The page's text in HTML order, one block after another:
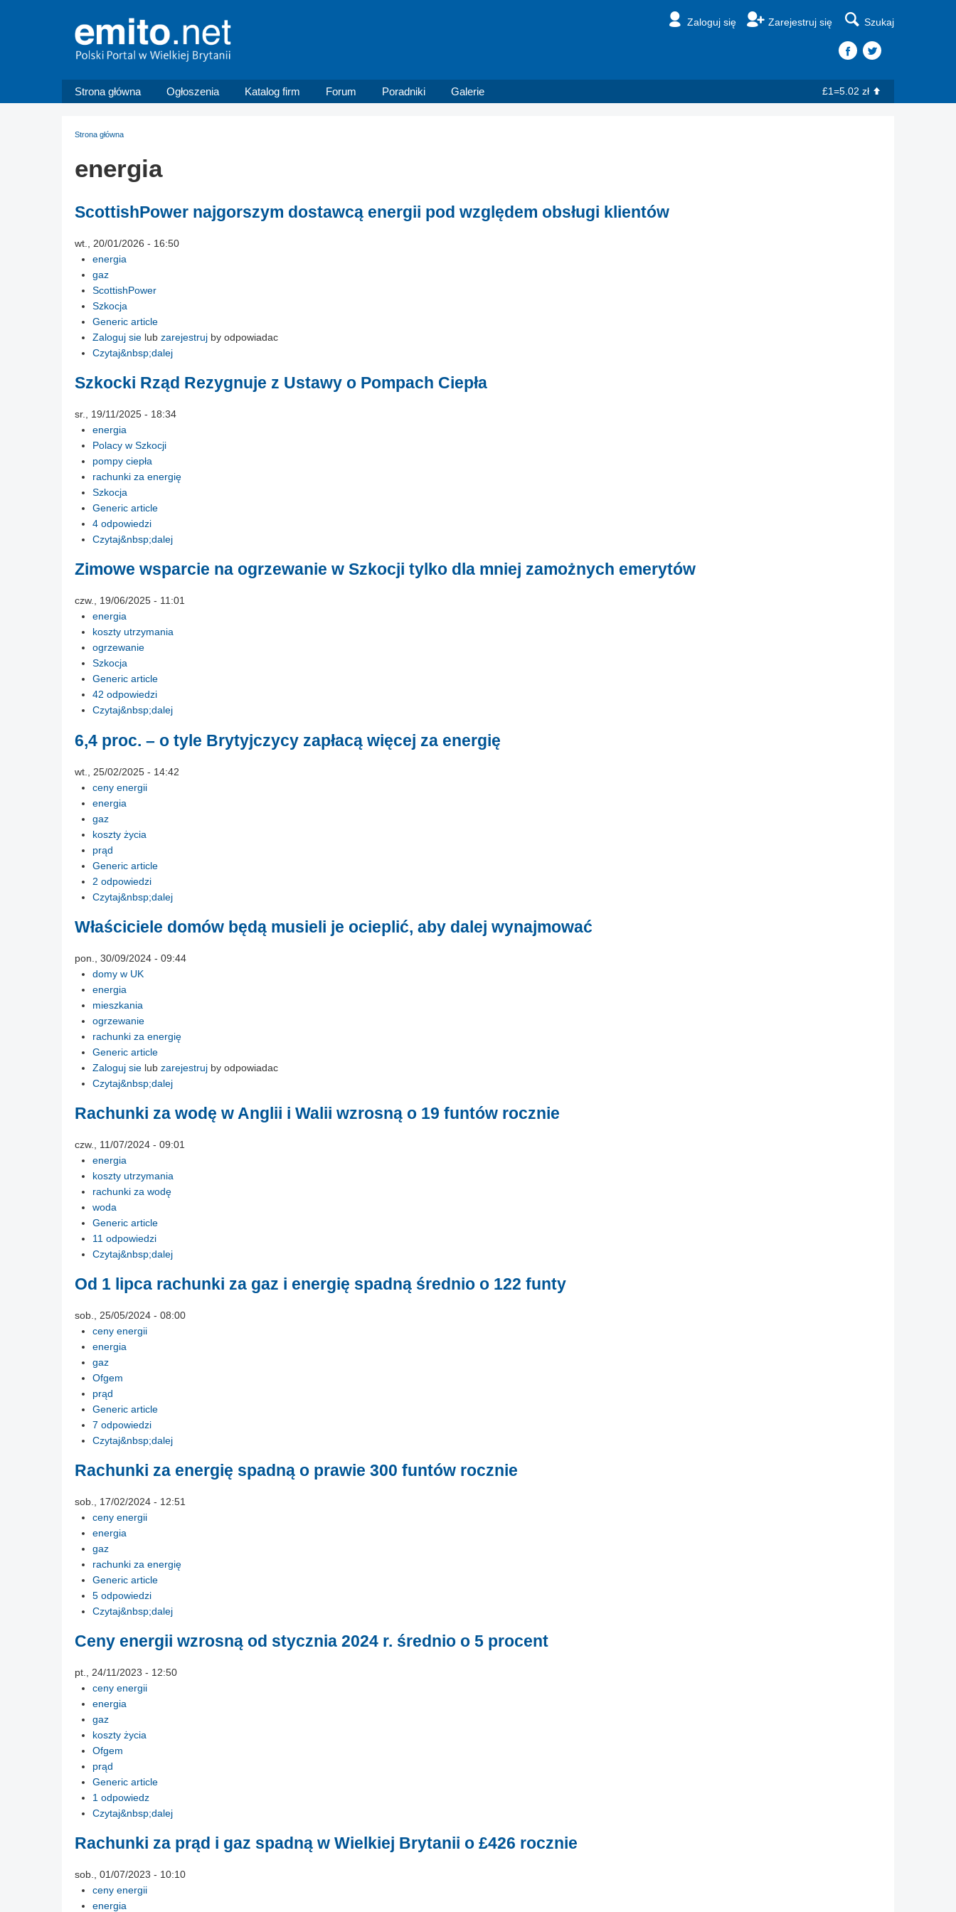
Zaloguj się Zarejestruj się Szukaj
Strona główna Ogłoszenia Katalog firm Forum Poradniki Galerie £1=5.02 zł
Strona główna
energia
ScottishPower najgorszym dostawcą energii pod względem obsługi klientów
wt., 20/01/2026 - 16:50
energia
gaz
ScottishPower
Szkocja
Generic article
Zaloguj sie lub zarejestruj by odpowiadac
Czytaj&nbsp;dalej
Szkocki Rząd Rezygnuje z Ustawy o Pompach Ciepła
sr., 19/11/2025 - 18:34
energia
Polacy w Szkocji
pompy ciepła
rachunki za energię
Szkocja
Generic article
4 odpowiedzi
Czytaj&nbsp;dalej
Zimowe wsparcie na ogrzewanie w Szkocji tylko dla mniej zamożnych emerytów
czw., 19/06/2025 - 11:01
energia
koszty utrzymania
ogrzewanie
Szkocja
Generic article
42 odpowiedzi
Czytaj&nbsp;dalej
6,4 proc. – o tyle Brytyjczycy zapłacą więcej za energię
wt., 25/02/2025 - 14:42
ceny energii
energia
gaz
koszty życia
prąd
Generic article
2 odpowiedzi
Czytaj&nbsp;dalej
Właściciele domów będą musieli je ocieplić, aby dalej wynajmować
pon., 30/09/2024 - 09:44
domy w UK
energia
mieszkania
ogrzewanie
rachunki za energię
Generic article
Zaloguj sie lub zarejestruj by odpowiadac
Czytaj&nbsp;dalej
Rachunki za wodę w Anglii i Walii wzrosną o 19 funtów rocznie
czw., 11/07/2024 - 09:01
energia
koszty utrzymania
rachunki za wodę
woda
Generic article
11 odpowiedzi
Czytaj&nbsp;dalej
Od 1 lipca rachunki za gaz i energię spadną średnio o 122 funty
sob., 25/05/2024 - 08:00
ceny energii
energia
gaz
Ofgem
prąd
Generic article
7 odpowiedzi
Czytaj&nbsp;dalej
Rachunki za energię spadną o prawie 300 funtów rocznie
sob., 17/02/2024 - 12:51
ceny energii
energia
gaz
rachunki za energię
Generic article
5 odpowiedzi
Czytaj&nbsp;dalej
Ceny energii wzrosną od stycznia 2024 r. średnio o 5 procent
pt., 24/11/2023 - 12:50
ceny energii
energia
gaz
koszty życia
Ofgem
prąd
Generic article
1 odpowiedz
Czytaj&nbsp;dalej
Rachunki za prąd i gaz spadną w Wielkiej Brytanii o £426 rocznie
sob., 01/07/2023 - 10:10
ceny energii
energia